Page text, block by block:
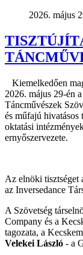
2026. május
Kiemelkedően
2026. május 29-én
Táncművészek
és műfajú hivatásos
oktatási
ernyőszervezete.
Az elnöki tisztséget
az Inversedance
A Szövetség
Company és a
tagozata, a
Velekei László - a